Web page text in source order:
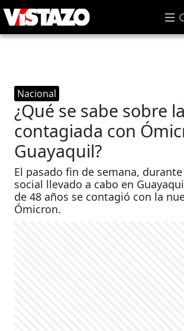
Nacional
¿Qué se sabe sobre
contagiada con
Guayaquil?
El pasado fin de semana,
social llevado a cabo en
de 48 años se contagió con la
Ómicron.